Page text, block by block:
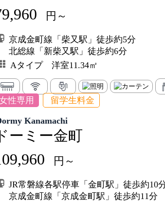
円～
京成金町線「柴又駅」徒歩約5分
北総線「新柴又駅」徒歩約6分
Aタイプ 洋室11.34㎡
性専用 留学生料金
Kanamachi
ーミー金町
円～
JR常磐線各駅停車「金町駅」徒歩約10
京成金町線「京成金町駅」徒歩約11分